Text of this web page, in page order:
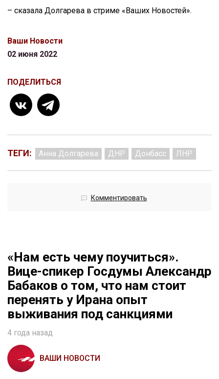
– сказала Долгарева в стриме «Ваших Новостей».
Ваши Новости
02 июня 2022
ПОДЕЛИТЬСЯ
ТЕГИ: Анна Долгарева ДНР Донбасс ЛНР
Комментировать
«Нам есть чему поучиться».
Вице-спикер Госдумы Александр
Бабаков о том, что нам стоит
перенять у Ирана опыт
выживания под санкциями
4 года назад
ВАШИ НОВОСТИ